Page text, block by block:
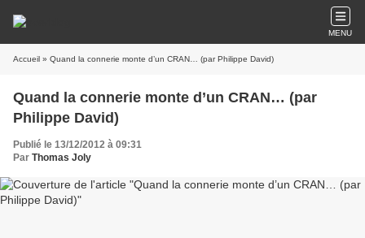
MENU
Accueil » Quand la connerie monte d’un CRAN… (par Philippe David)
Quand la connerie monte d’un CRAN… (par
Philippe David)
Publié le 13/12/2012 à 09:31
Par Thomas Joly